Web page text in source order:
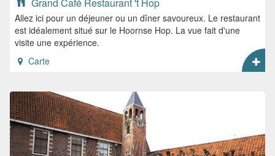
Grand Café Restaurant 't Hop
Allez ici pour un déjeuner ou un dîner savoureux. Le restaurant
est idéalement situé sur le Hoornse Hop. La vue fait d'une
visite une expérience.
Carte